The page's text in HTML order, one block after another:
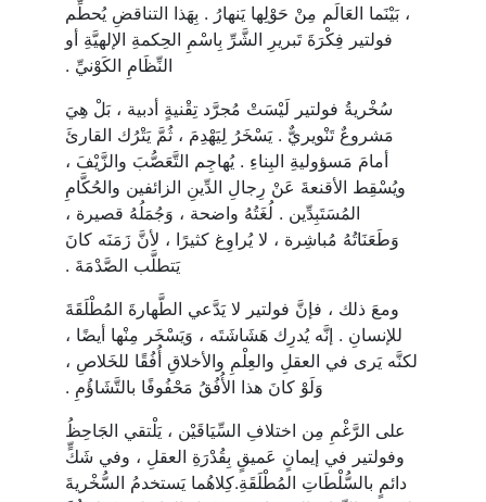
، بَيْنَما العَالَم مِنْ حَوْلِها يَنهارُ . بِهَذا التناقضِ يُحطِّم
فولتير فِكْرَةَ تَبريرِ الشَّرِّ بِاسْمِ الحِكمةِ الإلهيَّةِ أو
النِّظَامِ الكَوْنيِّ .
سُخْريةُ فولتير لَيْسَتْ مُجرَّد تِقْنيةٍ أدبية ، بَلْ هِيَ
مَشروعٌ تَنْويريٌّ . يَسْخَرُ لِيَهْدِمَ ، ثُمَّ يَتْرُك القارئَ
أمامَ مَسؤوليةِ البِناءِ . يُهاجِم التَّعَصُّبَ والزَّيْفَ ،
ويُسْقِط الأقنعةَ عَنْ رِجالِ الدِّينِ الزائفين والحُكَّامِ
المُسَتَبِدِّين . لُغَتُهُ واضحة ، وَجُمَلُهُ قصيرة ،
وَطَعَنَاتُهُ مُباشِرة ، لا يُراوِغ كثيرًا ، لأنَّ زَمَنَه كانَ
يَتطلَّب الصَّدْمَةَ .
ومعَ ذلك ، فإنَّ فولتير لا يَدَّعي الطَّهارةَ المُطْلَقَةَ
للإنسانِ . إنَّه يُدرِك هَشَاشَتَه ، وَيَسْخَر مِنْها أيضًا ،
لكنَّه يَرى في العقلِ والعِلْمِ والأخلاقِ أُفُقًا للخَلاصِ ،
وَلَوْ كانَ هذا الأُفُقُ مَحْفُوفًا بالتَّشَاؤُمِ .
على الرَّغْمِ مِن اختلافِ السِّيَاقَيْن ، يَلْتقي الجَاحِظُ
وفولتير في إيمانٍ عَميقٍ بِقُدْرَةِ العقلِ ، وفي شَكٍّ
دائمٍ بالسُّلْطَاتِ المُطْلَقَةِ.كِلاهُما يَستخدمُ السُّخْريةَ